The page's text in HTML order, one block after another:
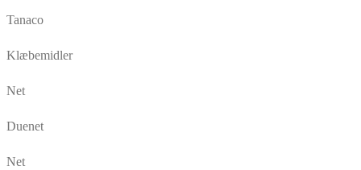
Tanaco
Klæbemidler
Net
Duenet
Net